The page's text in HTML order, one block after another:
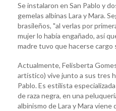
Se instalaron en San Pablo y
gemelas albinas Lara y Mara.
brasileños, "al verlas por
mujer lo había engañado, así
madre tuvo que hacerse cargo
Actualmente, Felisberta
artístico) vive junto a sus tres
Pablo. Es estilista
de raza negra, en una
albinismo de Lara y Mara